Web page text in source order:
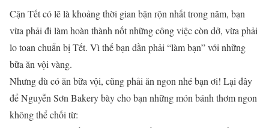
Cận Tết có lẽ là khoảng thời gian bận rộn nhất trong năm, bạn
vừa phải đi làm hoàn thành nốt những công việc còn dở, vừa phải
lo toan chuẩn bị Tết. Vì thế bạn dần phải “làm bạn” với những
bữa ăn vội vàng.
Nhưng dù có ăn bữa vội, cũng phải ăn ngon nhé bạn ơi! Lại đây
để Nguyễn Sơn Bakery bày cho bạn những món bánh thơm ngon
không thể chối từ: